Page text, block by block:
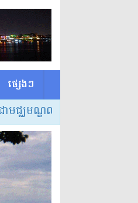
ផ្សេង​ៗ
ណ្ឌលកំណត់វិធីសាស្ត្របង្រៀន